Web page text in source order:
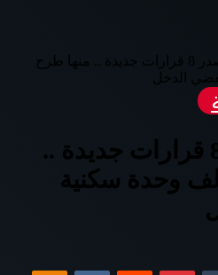
الحكومة تصدر 8 قرارات جديدة .. منها طرح
الحكومة تصدر 8 قرارات جديدة ..
طرح 100 ألف وحدة سكنية